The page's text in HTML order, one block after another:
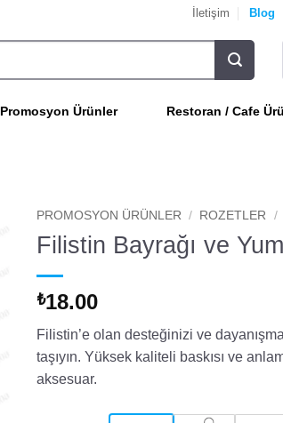
İletişim Blog
Promosyon Ürünler Restoran / Cafe
PROMOSYON ÜRÜNLER / ROZETLER /
Filistin Bayrağı ve
₺18.00
Filistin’e olan desteğinizi ve
taşıyın. Yüksek kaliteli baskısı ve
aksesuar.